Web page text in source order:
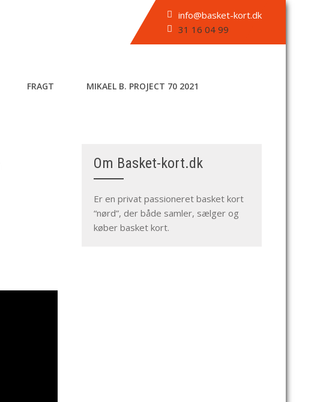
info@basket-kort.dk
31 16 04 99
FRAGT MIKAEL B. PROJECT 70 2021
Om Basket-kort.dk
Er en privat passioneret basket kort
“nørd”, der både samler, sælger og
køber basket kort.